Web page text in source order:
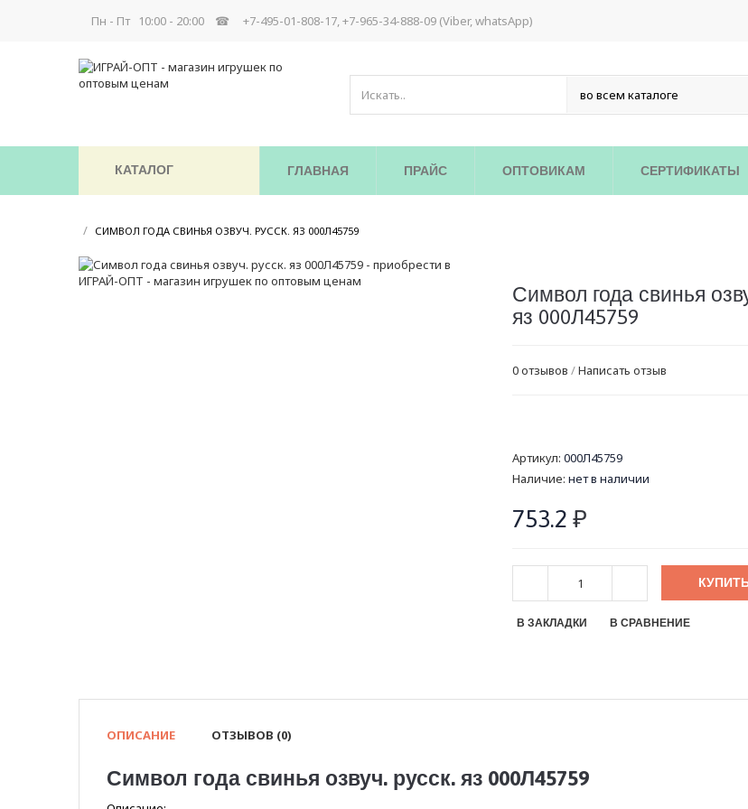
Пн - Пт 10:00 - 20:00 ☎ +7-495-01-808-17, +7-965-34-888-09 (Viber, whatsApp)
КАТАЛОГ ГЛАВНАЯ ПРАЙС ОПТОВИКАМ СЕРТИФИКАТЫ
/ СИМВОЛ ГОДА СВИНЬЯ ОЗВУЧ. РУССК. ЯЗ 000Л45759
Символ года свинья
яз 000Л45759
0 отзывов /Написать отзыв
Артикул: 000Л45759
Наличие: нет в наличии
753.2 ₽
В ЗАКЛАДКИ В СРАВНЕНИЕ
ОПИСАНИЕ ОТЗЫВОВ (0)
Символ года свинья озвуч. русск. яз 000Л45759